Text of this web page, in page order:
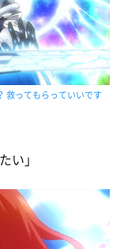
救ってもらっていいです
い」